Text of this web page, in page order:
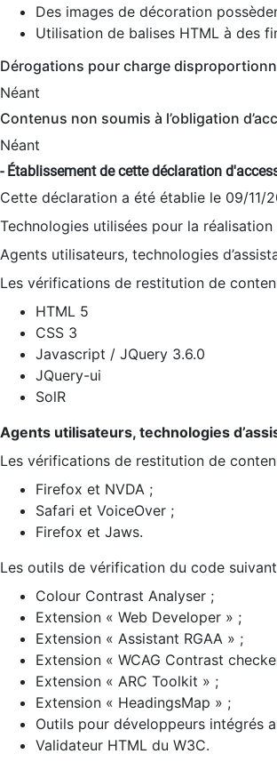
Des images de décoration
Utilisation de balises HTML à des
Dérogations pour charge
Néant
Contenus non soumis à l’obligation
Néant
- Établissement de cette déclaration
Cette déclaration a été établie le 09/11/
Technologies utilisées pour la
Agents utilisateurs, technologies
Les vérifications de restitution de
HTML 5
CSS 3
Javascript / JQuery 3.6.0
JQuery-ui
SolR
Agents utilisateurs, technologies
Les vérifications de restitution de
Firefox et NVDA ;
Safari et VoiceOver ;
Firefox et Jaws.
Les outils de vérification du code
Colour Contrast Analyser ;
Extension « Web Developer » ;
Extension « Assistant RGAA » ;
Extension « WCAG Contrast
Extension « ARC Toolkit » ;
Extension « HeadingsMap » ;
Outils pour développeurs intégrés
Validateur HTML du W3C.